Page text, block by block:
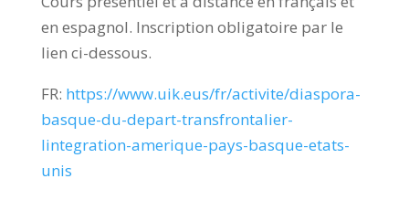
en espagnol. Inscription obligatoire par le
lien ci-dessous.
FR: https://www.uik.eus/fr/activite/diaspora-
basque-du-depart-transfrontalier-
lintegration-amerique-pays-basque-etats-
unis